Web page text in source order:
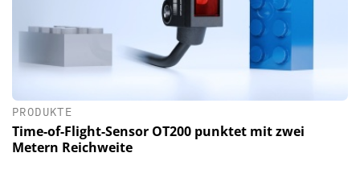
PRODUKTE
Time-of-Flight-Sensor OT200 punktet mit zwei
Metern Reichweite